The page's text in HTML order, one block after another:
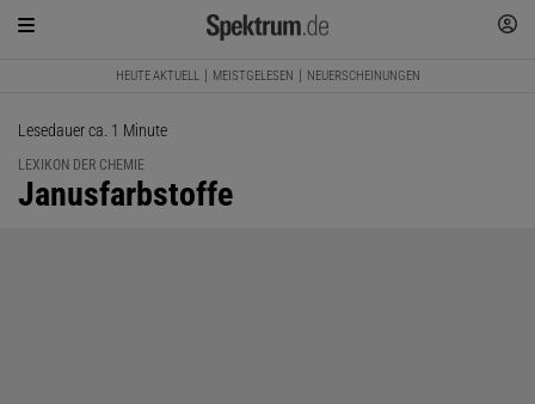
HEUTE AKTUELL MEISTGELESEN NEUERSCHEINUNGEN
Lesedauer ca. 1 Minute
LEXIKON DER CHEMIE
:
Janusfarbstoffe